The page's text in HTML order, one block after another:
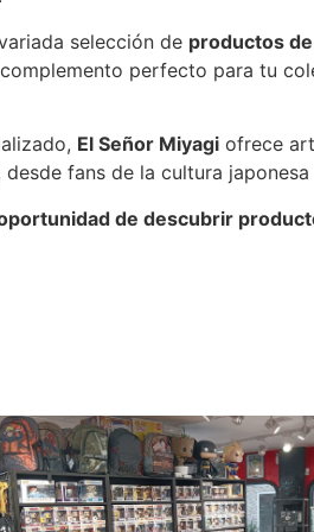
selección de productos
perfecto para tu
El Señor Miyagi ofrece
fans de la cultura
de descubrir